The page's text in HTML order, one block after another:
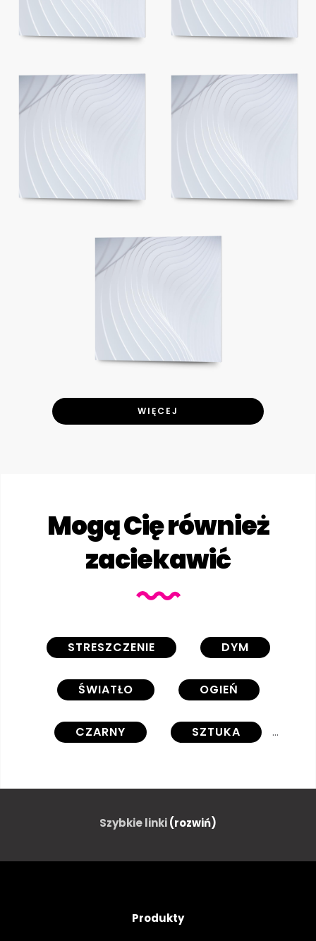
WIĘCEJ
Mogą Cię również
zaciekawić
STRESZCZENIE DYM
ŚWIATŁO OGIEŃ
CZARNY SZTUKA
FRAKTAL FANTAZJA
MAGIA KOBIETA
Szybkie linki(rozwiń)
Produkty